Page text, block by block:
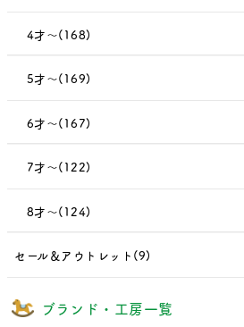
4才～(168)
5才～(169)
6才～(167)
7才～(122)
8才～(124)
セール＆アウトレット(9)
ブランド・工房一覧